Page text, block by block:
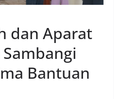
dan Aparat
Bantuan